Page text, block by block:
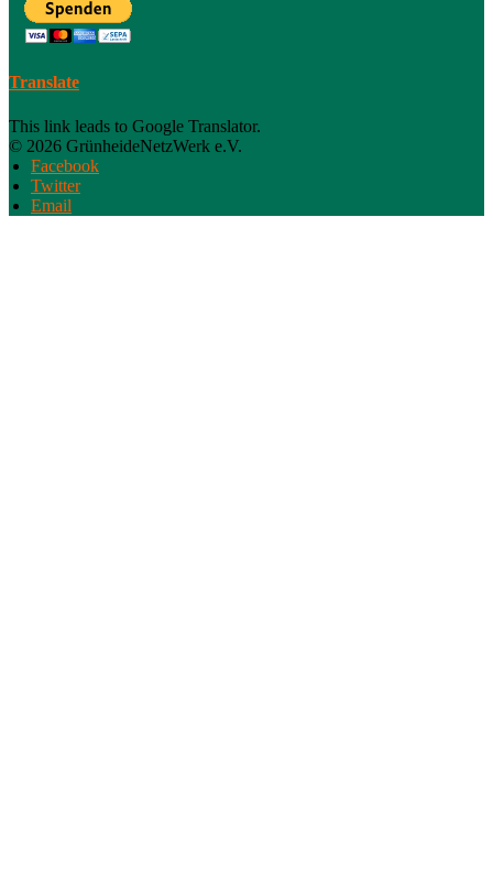
Translate
This link leads to Google Translator.
© 2026 GrünheideNetzWerk e.V.
Facebook
Twitter
Email